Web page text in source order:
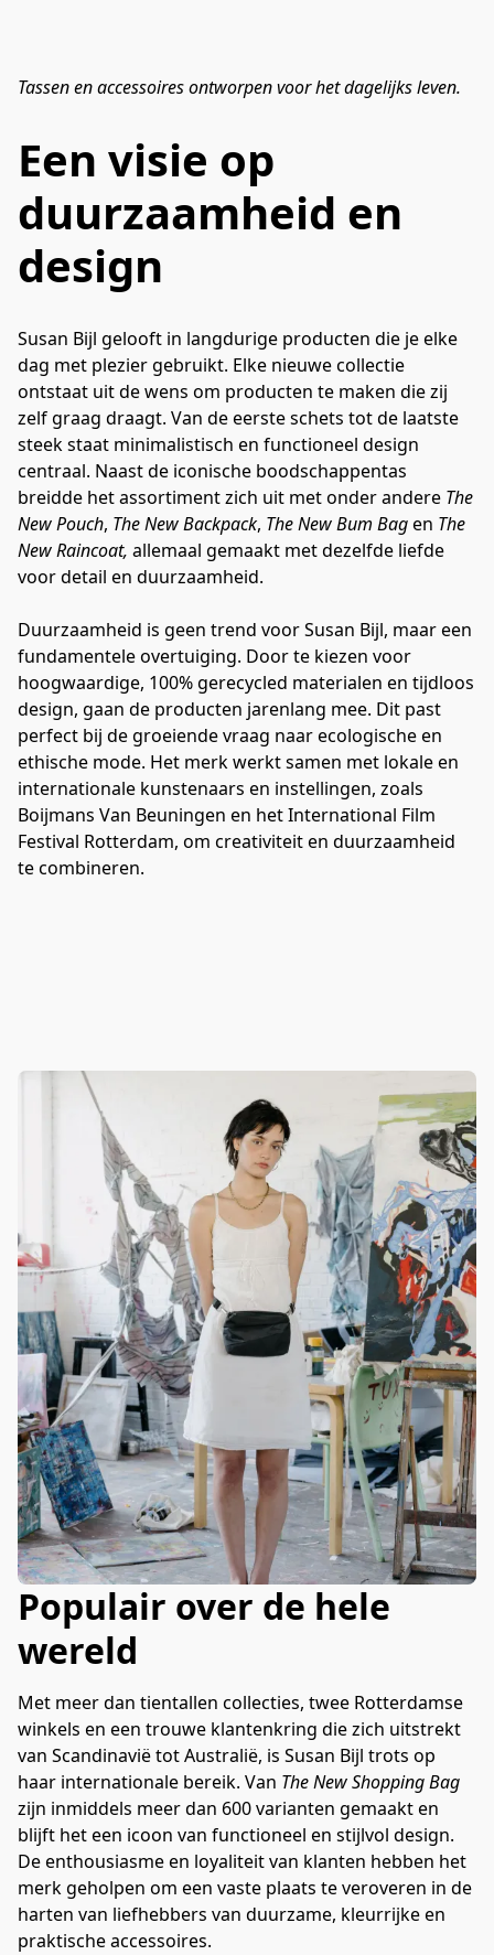
Tassen en accessoires ontworpen voor het dagelijks leven.
Een visie op
duurzaamheid en
design
Susan Bijl gelooft in langdurige producten die je elke
dag met plezier gebruikt. Elke nieuwe collectie
ontstaat uit de wens om producten te maken die zij
zelf graag draagt. Van de eerste schets tot de laatste
steek staat minimalistisch en functioneel design
centraal. Naast de iconische boodschappentas
breidde het assortiment zich uit met onder andere The
New Pouch, The New Backpack, The New Bum Bag en The
New Raincoat, allemaal gemaakt met dezelfde liefde
voor detail en duurzaamheid.
Duurzaamheid is geen trend voor Susan Bijl, maar een
fundamentele overtuiging. Door te kiezen voor
hoogwaardige, 100% gerecycled materialen en tijdloos
design, gaan de producten jarenlang mee. Dit past
perfect bij de groeiende vraag naar ecologische en
ethische mode. Het merk werkt samen met lokale en
internationale kunstenaars en instellingen, zoals
Boijmans Van Beuningen en het International Film
Festival Rotterdam, om creativiteit en duurzaamheid
te combineren.
Populair over de hele
wereld
Met meer dan tientallen collecties, twee Rotterdamse
winkels en een trouwe klantenkring die zich uitstrekt
van Scandinavië tot Australië, is Susan Bijl trots op
haar internationale bereik. Van The New Shopping Bag
zijn inmiddels meer dan 600 varianten gemaakt en
blijft het een icoon van functioneel en stijlvol design.
De enthousiasme en loyaliteit van klanten hebben het
merk geholpen om een vaste plaats te veroveren in de
harten van liefhebbers van duurzame, kleurrijke en
praktische accessoires.